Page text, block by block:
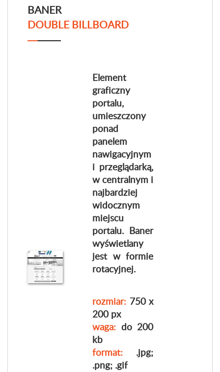
BANER
DOUBLE BILLBOARD
Element
graficzny
portalu,
umieszczony
ponad
panelem
nawigacyjnym
i przeglądarką,
w centralnym i
najbardziej
widocznym
miejscu
portalu. Baner
wyświetlany
jest w formie
rotacyjnej.
rozmiar: 750 x
200 px
waga: do 200
kb
format: .jpg;
.png; .gif